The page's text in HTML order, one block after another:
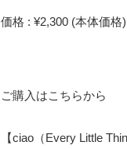
価格 : ¥2,300 (本体価格
ご購入はこちらから
【ciao（Every Little